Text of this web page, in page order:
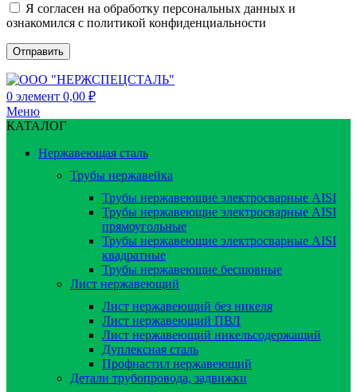
Я согласен на обработку персональных данных и
ознакомился с политикой конфиденциальности
0 элемент 0,00 ₽
Меню
КАТАЛОГ
Нержавеющая сталь
Трубы нержавейка
Трубы нержавеющие электросварные AISI
Трубы нержавеющие электросварные AISI
прямоугольные
Трубы нержавеющие электросварные AISI
квадратные
Трубы нержавеющие бесшовные
Лист нержавеющий
Лист нержавеющий без никеля
Лист нержавеющий ПВЛ
Лист нержавеющий никельсодержащий
Дуплексная сталь
Профнастил нержавеющий
Детали трубопровода, задвижки